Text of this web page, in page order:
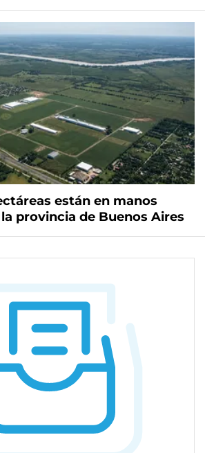
están en manos
provincia de Buenos Aires